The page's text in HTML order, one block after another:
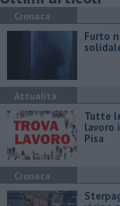
Cronaca
Furto
Attualità
​Tutte
lavoro
Pisa
Cronaca